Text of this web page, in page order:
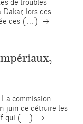
de troubles
lors des
des (…) →
commission
juin de détruire les
qui (…) →